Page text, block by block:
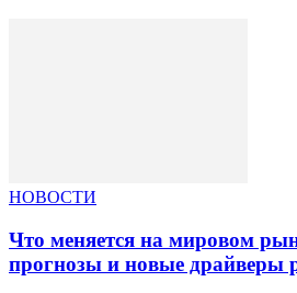
НОВОСТИ
Что меняется на мировом
прогнозы и новые драйверы